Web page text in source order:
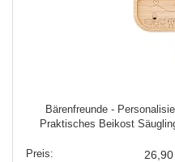
Bärenfreunde -
Praktisches Beikost